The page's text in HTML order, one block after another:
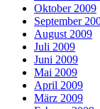
Oktober 2009
September
August 2009
Juli 2009
Juni 2009
Mai 2009
April 2009
März 2009